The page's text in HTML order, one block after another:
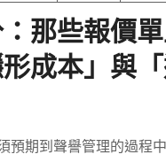
那些報價
成本」與
預期到聲譽管理的過程